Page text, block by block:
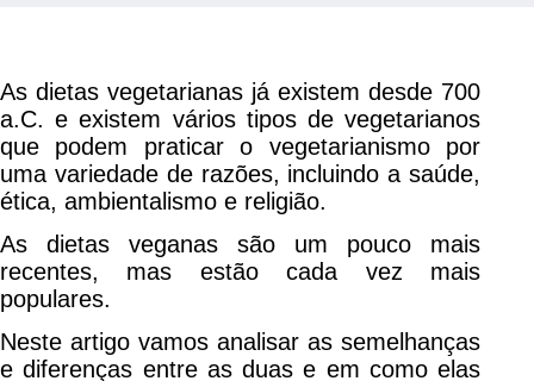
As dietas vegetarianas já existem desde 700
a.C. e existem vários tipos de vegetarianos
que podem praticar o vegetarianismo por
uma variedade de razões, incluindo a saúde,
ética, ambientalismo e religião.
As dietas veganas são um pouco mais
recentes, mas estão cada vez mais
populares.
Neste artigo vamos analisar as semelhanças
e diferenças entre as duas e em como elas